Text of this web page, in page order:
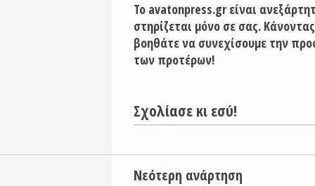
Το avatonpress.gr είναι
στηρίζεται μόνο σε σας.
βοηθάτε να συνεχίσουμε την
των προτέρων!
Σχολίασε κι εσύ!
Νεότερη ανάρτηση